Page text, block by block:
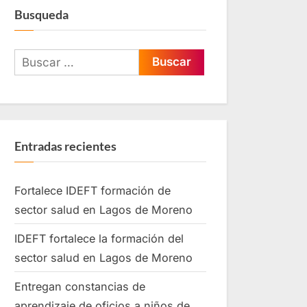
Busqueda
Entradas recientes
Fortalece IDEFT formación de
sector salud en Lagos de Moreno
IDEFT fortalece la formación del
sector salud en Lagos de Moreno
Entregan constancias de